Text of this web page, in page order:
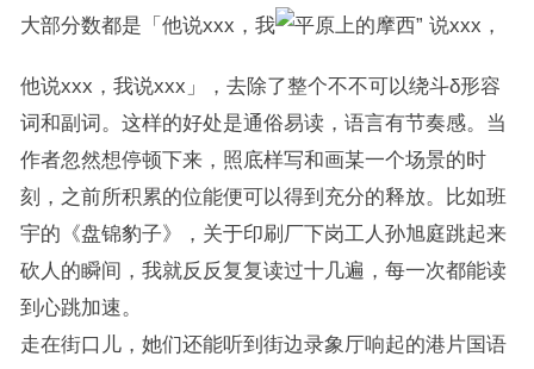
大部分数都是「他说xxx，我
说xxx，
他说xxx，我说xxx」，去除了整个不不可以绕斗δ形容
词和副词。这样的好处是通俗易读，语言有节奏感。当
作者忽然想停顿下来，照底样写和画某一个场景的时
刻，之前所积累的位能便可以得到充分的释放。比如班
宇的《盘锦豹子》，关于印刷厂下岗工人孙旭庭跳起来
砍人的瞬间，我就反反复复读过十几遍，每一次都能读
到心跳加速。
走在街口儿，她们还能听到街边录象厅响起的港片国语